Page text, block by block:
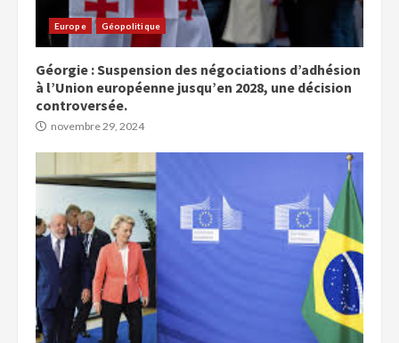
Europe Géopolitique
Géorgie : Suspension des négociations d’adhésion
à l’Union européenne jusqu’en 2028, une décision
controversée.
novembre 29, 2024